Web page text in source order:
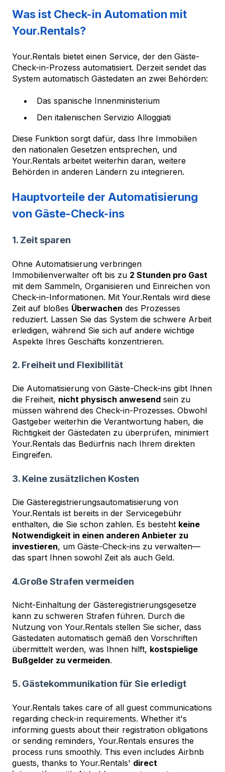
Was ist Check-in Automation mit
Your.Rentals?
Your.Rentals bietet einen Service, der den Gäste-
Check-in-Prozess automatisiert. Derzeit sendet das
System automatisch Gästedaten an zwei Behörden:
Das spanische Innenministerium
Den italienischen Servizio Alloggiati
Diese Funktion sorgt dafür, dass Ihre Immobilien
den nationalen Gesetzen entsprechen, und
Your.Rentals arbeitet weiterhin daran, weitere
Behörden in anderen Ländern zu integrieren.
Hauptvorteile der Automatisierung
von Gäste-Check-ins
1. Zeit sparen
Ohne Automatisierung verbringen
Immobilienverwalter oft bis zu 2 Stunden pro Gast
mit dem Sammeln, Organisieren und Einreichen von
Check-in-Informationen. Mit Your.Rentals wird diese
Zeit auf bloßes Überwachen des Prozesses
reduziert. Lassen Sie das System die schwere Arbeit
erledigen, während Sie sich auf andere wichtige
Aspekte Ihres Geschäfts konzentrieren.
2. Freiheit und Flexibilität
Die Automatisierung von Gäste-Check-ins gibt Ihnen
die Freiheit, nicht physisch anwesend sein zu
müssen während des Check-in-Prozesses. Obwohl
Gastgeber weiterhin die Verantwortung haben, die
Richtigkeit der Gästedaten zu überprüfen, minimiert
Your.Rentals das Bedürfnis nach Ihrem direkten
Eingreifen.
3. Keine zusätzlichen Kosten
Die Gästeregistrierungsautomatisierung von
Your.Rentals ist bereits in der Servicegebühr
enthalten, die Sie schon zahlen. Es besteht keine
Notwendigkeit in einen anderen Anbieter zu
investieren, um Gäste-Check-ins zu verwalten—
das spart Ihnen sowohl Zeit als auch Geld.
4.Große Strafen vermeiden
Nicht-Einhaltung der Gästeregistrierungsgesetze
kann zu schweren Strafen führen. Durch die
Nutzung von Your.Rentals stellen Sie sicher, dass
Gästedaten automatisch gemäß den Vorschriften
übermittelt werden, was Ihnen hilft, kostspielige
Bußgelder zu vermeiden.
5. Gästekommunikation für Sie erledigt
Your.Rentals takes care of all guest communications
regarding check-in requirements. Whether it's
informing guests about their registration obligations
or sending reminders, Your.Rentals ensures the
process runs smoothly. This even includes Airbnb
guests, thanks to Your.Rentals' direct